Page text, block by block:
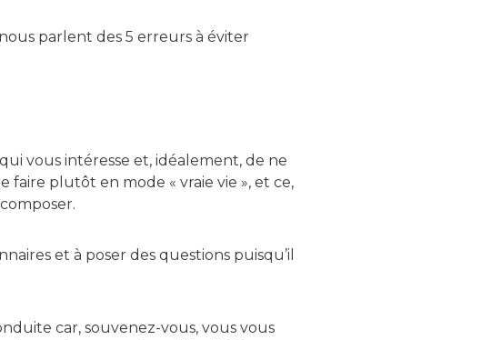
parlent des 5 erreurs à éviter
vous intéresse et, idéalement, de ne
faire plutôt en mode « vraie vie », et ce,
et à poser des questions puisqu’il
car, souvenez-vous, vous vous